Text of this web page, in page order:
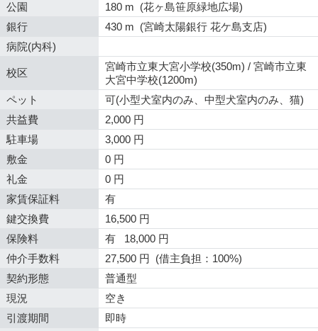
公園
180 m (花ヶ島笹原緑地広場)
銀行
430 m (宮崎太陽銀行 花ケ島支店)
病院(内科)
校区
宮崎市立東大宮小学校(350m) / 宮崎市立東
大宮中学校(1200m)
ペット
可(小型犬室内のみ、中型犬室内のみ、猫)
共益費
2,000 円
駐車場
3,000 円
敷金
0 円
礼金
0 円
家賃保証料
有
鍵交換費
16,500 円
保険料
有 18,000 円
仲介手数料
27,500 円 (借主負担：100%)
契約形態
普通型
現況
空き
引渡期間
即時